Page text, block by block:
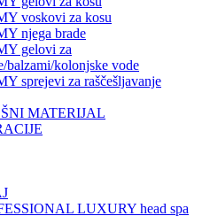
voskovi za kosu
njega brade
gelovi za
balzami/kolonjske vode
sprejevi za raščešljavanje
MATERIJAL
LUXURY head spa